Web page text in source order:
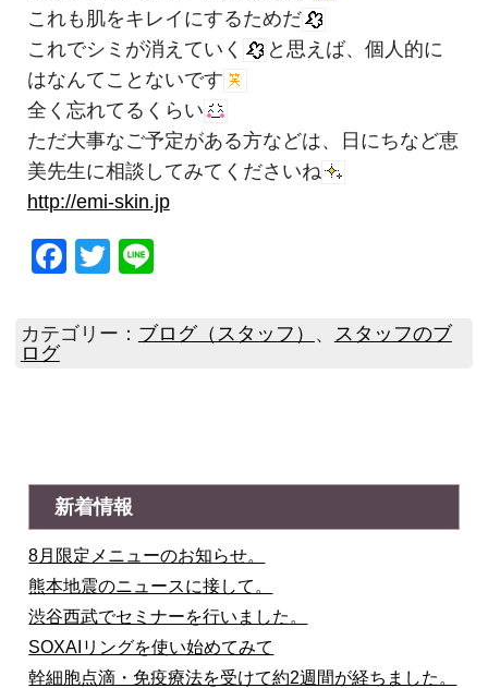
これも肌をキレイにするためだ
これでシミが消えていく
と思えば、個人的に
はなんてことないです
全く忘れてるくらい
ただ大事なご予定がある方などは、日にちなど恵
美先生に相談してみてくださいね
http://emi-skin.jp
Facebook
Twitter
Line
カテゴリー： ブログ（スタッフ） 、
スタッフのブ
ログ
新着情報
8月限定メニューのお知らせ。
熊本地震のニュースに接して。
渋谷西武でセミナーを行いました。
SOXAIリングを使い始めてみて
幹細胞点滴・免疫療法を受けて約2週間が経ちました。